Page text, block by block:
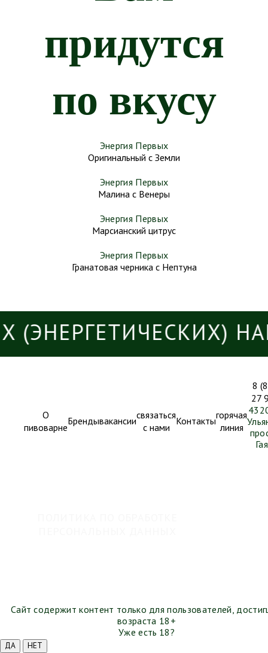
придутся
по вкусу
Энергия Первых
Оригинальный с Земли
Энергия Первых
Малина с Венеры
Энергия Первых
Марсианский цитрус
Энергия Первых
Гранатовая черника с Нептуна
О
пивоварне
Брендывакансии
связаться
с нами
Контакты
горячая
линия
8
27
Сайт содержит контент только для пользователей,
возраста 18+
Уже есть 18?
ДА НЕТ